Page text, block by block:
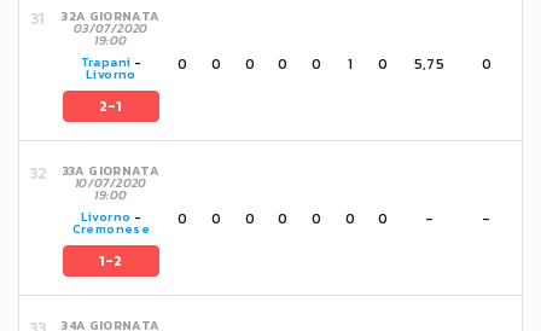
32A GIORNATA
03/07/2020
19:00
Trapani -
Livorno
2-1
0 0 0 0 0 1 0 5,75 0
33A GIORNATA
10/07/2020
19:00
Livorno -
Cremonese
1-2
0 0 0 0 0 0 0 - -
34A GIORNATA